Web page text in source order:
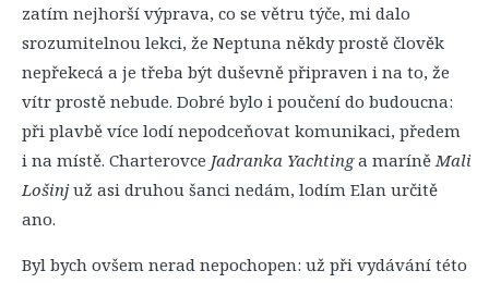
zatím nejhorší výprava, co se větru týče, mi dalo
srozumitelnou lekci, že Neptuna někdy prostě člověk
nepřekecá a je třeba být duševně připraven i na to, že
vítr prostě nebude. Dobré bylo i poučení do budoucna:
při plavbě více lodí nepodceňovat komunikaci, předem
i na místě. Charterovce Jadranka Yachtinga maríněMali
Lošinjuž asi druhou šanci nedám, lodím Elan určitě
ano.
Byl bych ovšem nerad nepochopen: už při vydávání této